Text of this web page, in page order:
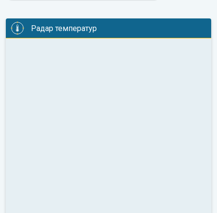
Радар температур